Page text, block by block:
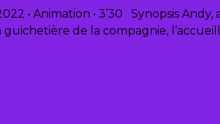
• Animation • 3’30 Synopsis
de la compagnie,